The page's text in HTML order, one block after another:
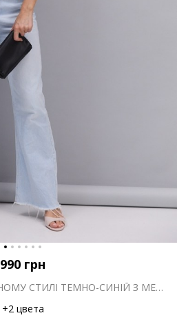
990 грн
ЖІНОЧИЙ ТОП В КОРСЕТНОМУ СТИЛІ ТЕМНО-СИНІЙ З МЕРЕЖИВОМ
+2 цвета